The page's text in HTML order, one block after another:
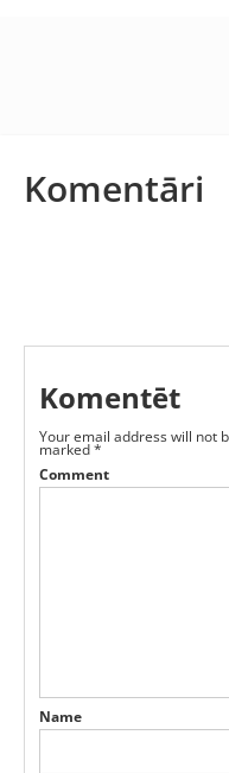
Komentāri
Komentēt
Your email address will not
marked*
Comment
Name